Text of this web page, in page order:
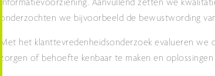
informatievoorziening. Aanvullend zetten we
onderzochten we bijvoorbeeld de bewustwording
Met het klanttevredenheidsonderzoek evalueren
zorgen of behoefte kenbaar te maken en